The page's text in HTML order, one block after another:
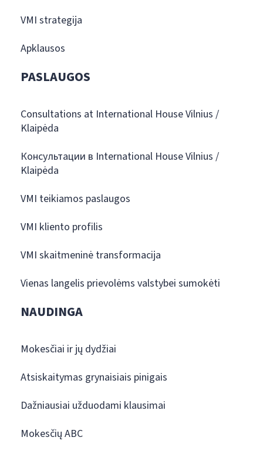
VMI strategija
Apklausos
PASLAUGOS
Consultations at International House Vilnius /
Klaipėda
Консультации в International House Vilnius /
Klaipėda
VMI teikiamos paslaugos
VMI kliento profilis
VMI skaitmeninė transformacija
Vienas langelis prievolėms valstybei sumokėti
NAUDINGA
Mokesčiai ir jų dydžiai
Atsiskaitymas grynaisiais pinigais
Dažniausiai užduodami klausimai
Mokesčių ABC